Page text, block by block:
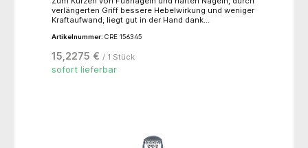
verlängerten Griff bessere Hebelwirkung und weniger
Kraftaufwand, liegt gut in der Hand dank
langlebig und antiallergisch.
Artikelnummer: CRE 156345
15,2275 € / 1 Stück
sofort lieferbar